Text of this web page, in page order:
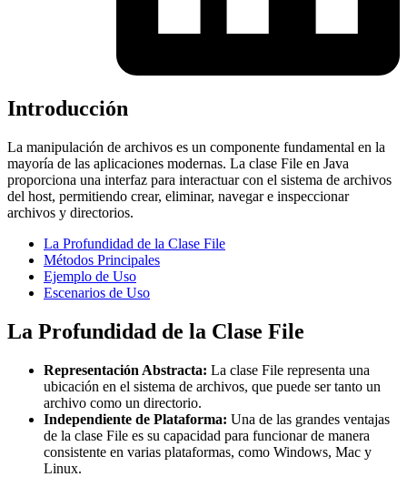
Introducción
La manipulación de archivos es un componente fundamental en la
mayoría de las aplicaciones modernas. La clase File en Java
proporciona una interfaz para interactuar con el sistema de archivos
del host, permitiendo crear, eliminar, navegar e inspeccionar
archivos y directorios.
La Profundidad de la Clase File
Métodos Principales
Ejemplo de Uso
Escenarios de Uso
La Profundidad de la Clase File
Representación Abstracta: La clase File representa una
ubicación en el sistema de archivos, que puede ser tanto un
archivo como un directorio.
Independiente de Plataforma: Una de las grandes ventajas
de la clase File es su capacidad para funcionar de manera
consistente en varias plataformas, como Windows, Mac y
Linux.